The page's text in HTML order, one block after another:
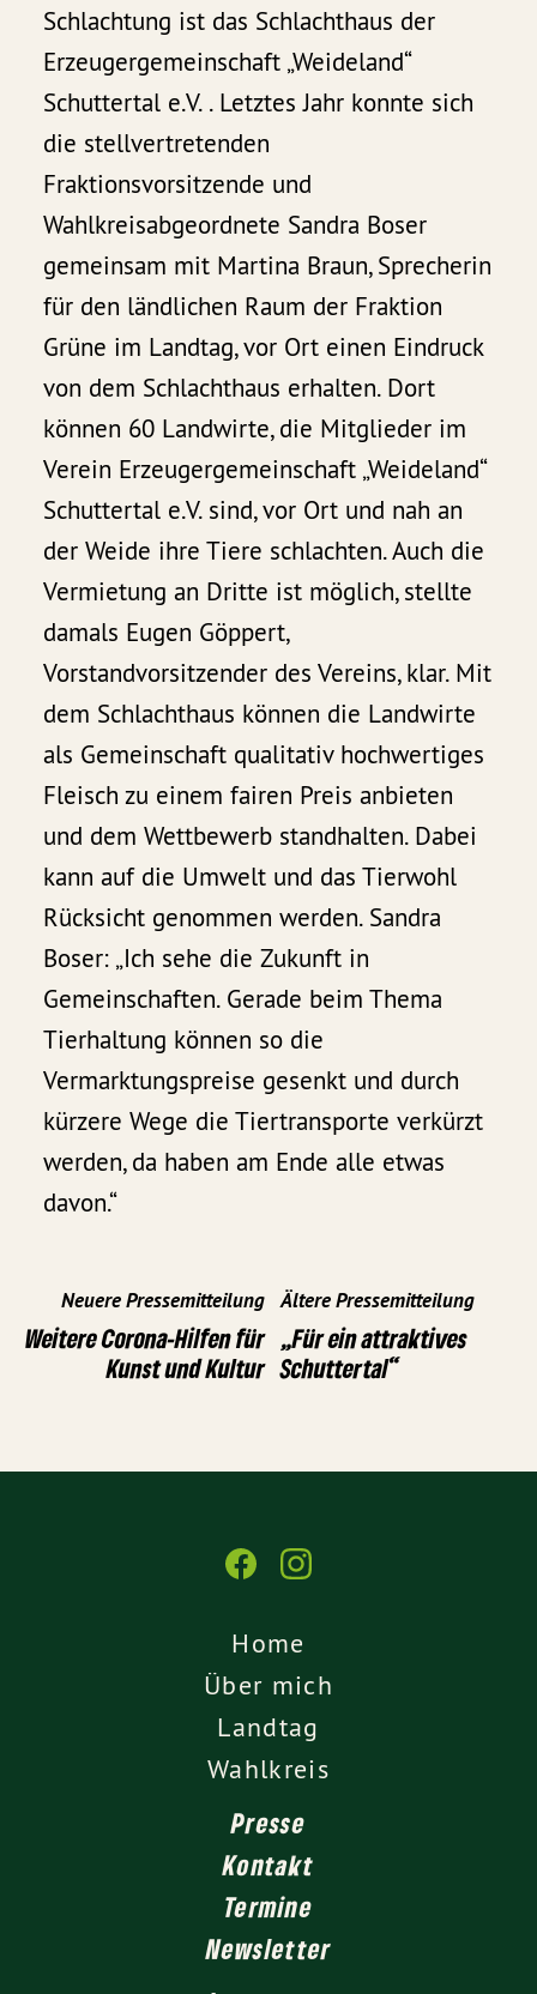
Schlachtung ist das Schlachthaus der
Erzeugergemeinschaft „Weideland“
Schuttertal e.V. . Letztes Jahr konnte sich
die stellvertretenden
Fraktionsvorsitzende und
Wahlkreisabgeordnete Sandra Boser
gemeinsam mit Martina Braun, Sprecherin
für den ländlichen Raum der Fraktion
Grüne im Landtag, vor Ort einen Eindruck
von dem Schlachthaus erhalten. Dort
können 60 Landwirte, die Mitglieder im
Verein Erzeugergemeinschaft „Weideland“
Schuttertal e.V. sind, vor Ort und nah an
der Weide ihre Tiere schlachten. Auch die
Vermietung an Dritte ist möglich, stellte
damals Eugen Göppert,
Vorstandvorsitzender des Vereins, klar. Mit
dem Schlachthaus können die Landwirte
als Gemeinschaft qualitativ hochwertiges
Fleisch zu einem fairen Preis anbieten
und dem Wettbewerb standhalten. Dabei
kann auf die Umwelt und das Tierwohl
Rücksicht genommen werden. Sandra
Boser: „Ich sehe die Zukunft in
Gemeinschaften. Gerade beim Thema
Tierhaltung können so die
Vermarktungspreise gesenkt und durch
kürzere Wege die Tiertransporte verkürzt
werden, da haben am Ende alle etwas
davon.“
Neuere Pressemitteilung
Weitere Corona-Hilfen für
Kunst und Kultur
Ältere Pressemitteilung
„Für ein attraktives
Schuttertal“
Home
Über mich
Landtag
Wahlkreis
Presse
Kontakt
Termine
Newsletter